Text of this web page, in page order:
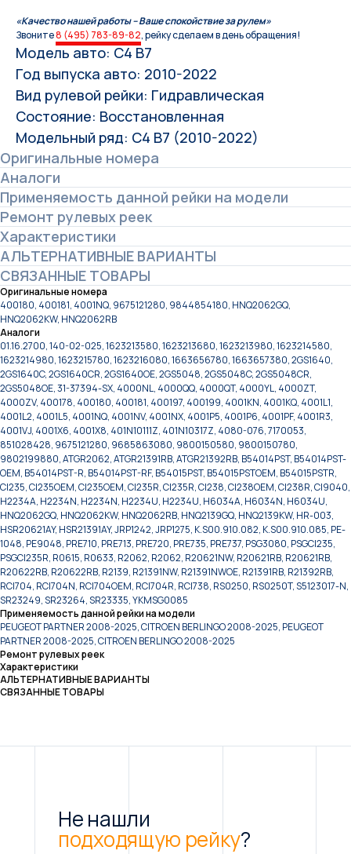
«Качество нашей работы – Ваше спокойствие за рулем»
Звоните8 (495) 783-89-82, рейку сделаем в день обращения!
Модель авто: С4 B7
Год выпуска авто: 2010-2022
Вид рулевой рейки: Гидравлическая
Состояние: Восстановленная
Модельный ряд: C4 B7 (2010-2022)
Оригинальные номера
Аналоги
Применяемость данной рейки на модели
Ремонт рулевых реек
Характеристики
АЛЬТЕРНАТИВНЫЕ ВАРИАНТЫ
СВЯЗАННЫЕ ТОВАРЫ
Оригинальные номера
400180, 400181, 4001NQ, 9675121280, 9844854180, HNQ2062GQ,
HNQ2062KW, HNQ2062RB
Аналоги
01.16.2700, 140-02-025, 1623213580, 1623213680, 1623213980, 1623214580,
1623214980, 1623215780, 1623216080, 1663656780, 1663657380, 2GS1640,
2GS1640C, 2GS1640CR, 2GS1640OE, 2GS5048, 2GS5048C, 2GS5048CR,
2GS5048OE, 31-37394-SX, 4000NL, 4000QQ, 4000QT, 4000YL, 4000ZT,
4000ZV, 400178, 400180, 400181, 400197, 400199, 4001KN, 4001KQ, 4001L1,
4001L2, 4001L5, 4001NQ, 4001NV, 4001NX, 4001P5, 4001P6, 4001PF, 4001R3,
4001VJ, 4001X6, 4001X8, 401N10111Z, 401N10317Z, 4080-076, 7170053,
851028428, 9675121280, 9685863080, 9800150580, 9800150780,
9802199880, ATGR2062, ATGR21391RB, ATGR21392RB, B54014PST, B54014PST-
OEM, B54014PST-R, B54014PST-RF, B54015PST, B54015PSTOEM, B54015PSTR,
CI235, CI235OEM, CI235OEM, CI235R, CI235R, CI238, CI238OEM, CI238R, CI9040,
H2234A, H2234N, H2234N, H2234U, H2234U, H6034A, H6034N, H6034U,
HNQ2062GQ, HNQ2062KW, HNQ2062RB, HNQ2139GQ, HNQ2139KW, HR-003,
HSR20621AY, HSR21391AY, JRP1242, JRP1275, K.S00.910.082, K.S00.910.085, PE-
1048, PE9048, PRE710, PRE713, PRE720, PRE735, PRE737, PSG3080, PSGCI235,
PSGCI235R, R0615, R0633, R2062, R2062, R20621NW, R20621RB, R20621RB,
R20622RB, R20622RB, R2139, R21391NW, R21391NWOE, R21391RB, R21392RB,
RCI704, RCI704N, RCI704OEM, RCI704R, RCI738, RS0250, RS0250T, S5123017-N,
SR23249, SR23264, SR23335, YKMSG0085
Применяемость данной рейки на модели
PEUGEOT PARTNER 2008-2025, CITROEN BERLINGO 2008-2025, PEUGEOT
PARTNER 2008-2025, CITROEN BERLINGO 2008-2025
Ремонт рулевых реек
Характеристики
АЛЬТЕРНАТИВНЫЕ ВАРИАНТЫ
СВЯЗАННЫЕ ТОВАРЫ
Не нашли
подходящую рейку?